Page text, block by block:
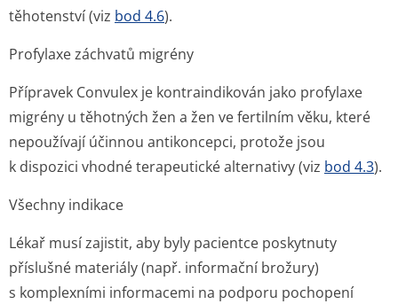
těhotenství (viz bod 4.6).
Profylaxe záchvatů migrény
Přípravek Convulex je kontraindikován jako profylaxe
migrény u těhotných žen a žen ve fertilním věku, které
nepoužívají účinnou antikoncepci, protože jsou
k dispozici vhodné terapeutické alternativy (viz bod 4.3).
Všechny indikace
Lékař musí zajistit, aby byly pacientce poskytnuty
příslušné materiály (např. informační brožury)
s komplexními informacemi na podporu pochopení